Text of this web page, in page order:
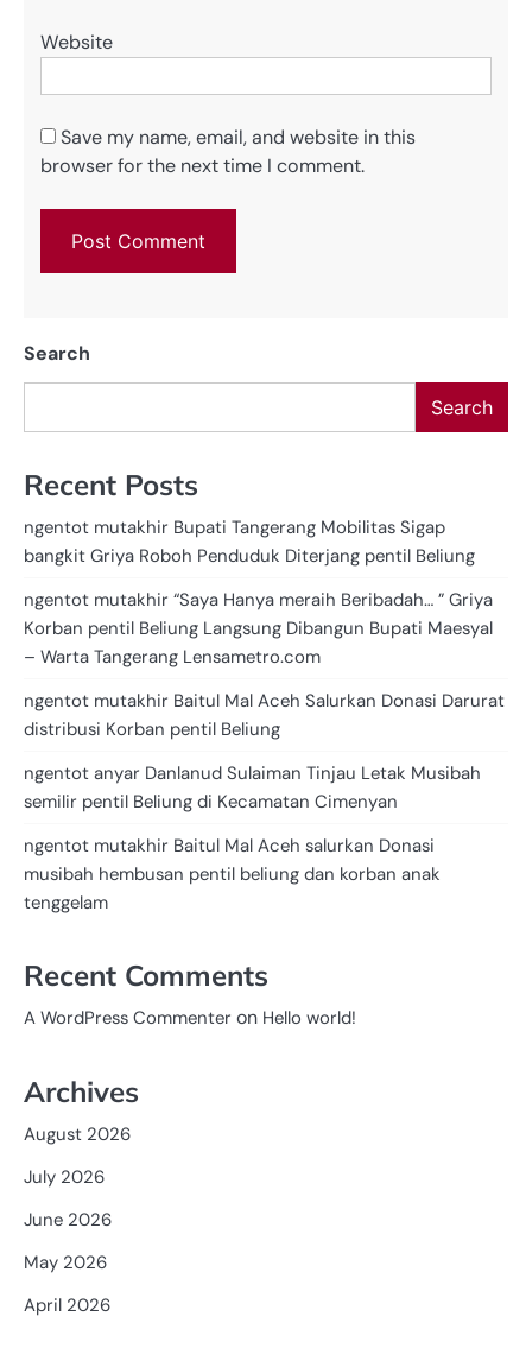
Website
Save my name, email, and website in this
browser for the next time I comment.
Search
Search
Recent Posts
ngentot mutakhir Bupati Tangerang Mobilitas Sigap
bangkit Griya Roboh Penduduk Diterjang pentil Beliung
ngentot mutakhir “Saya Hanya meraih Beribadah… ” Griya
Korban pentil Beliung Langsung Dibangun Bupati Maesyal
– Warta Tangerang Lensametro.com
ngentot mutakhir Baitul Mal Aceh Salurkan Donasi Darurat
distribusi Korban pentil Beliung
ngentot anyar Danlanud Sulaiman Tinjau Letak Musibah
semilir pentil Beliung di Kecamatan Cimenyan
ngentot mutakhir Baitul Mal Aceh salurkan Donasi
musibah hembusan pentil beliung dan korban anak
tenggelam
Recent Comments
A WordPress Commenter on Hello world!
Archives
August 2026
July 2026
June 2026
May 2026
April 2026